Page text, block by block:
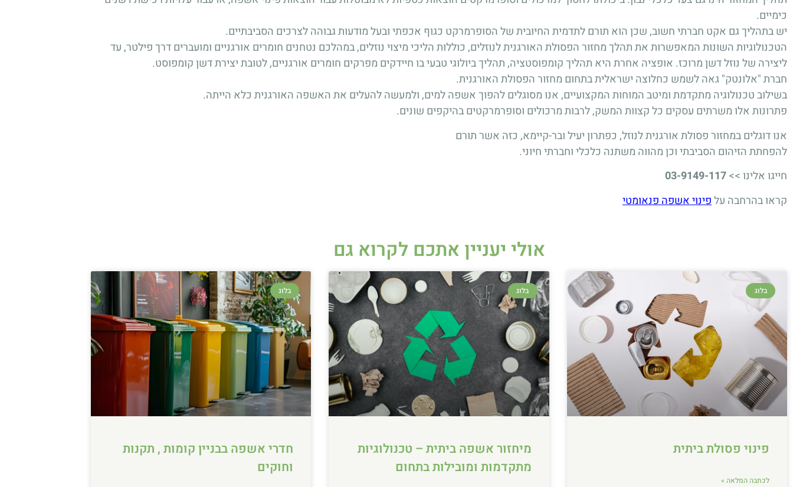
כימיים.
יש בתהליך גם אקט חברתי חשוב, שכן הוא תורם לתדמית החיובית של הסופרמרקט כגוף אכפתי ובעל מודעות גבוהה לצרכים הסביבתיים.
הטכנולוגיות השונות המאפשרות את תהלך מחזור הפסולת האורגנית לנוזלים, כוללות הליכי מיצוי נוזלים, במהלכם נטחנים חומרים אורגניים ומועברים דרך פילטר, עד
ליצירה של נוזל דשן מרוכז. אופציה אחרת היא תהליך קומפוסטציה, תהליך ביולוגי טבעי בו חיידקים מפרקים חומרים אורגניים, לטובת יצירת דשן קומפוסט.
חברת "אלונטק" גאה לשמש כחלוצה ישראלית בתחום מחזור הפסולת האורגנית.
בשילוב טכנולוגיה מתקדמת ומיטב המוחות המקצועיים, אנו מסוגלים להפוך אשפה למים, ולמעשה להעלים את האשפה האורגנית כלא הייתה.
פתרונות אלו משרתים עסקים כל קצוות המשק, לרבות מרכולים וסופרמרקטים בהיקפים שונים.
אנו דוגלים במחזור פסולת אורגנית לנוזל, כפתרון יעיל ובר-קיימא, כזה אשר תורם
להפחתת הזיהום הסביבתי וכן מהווה משתנה כלכלי וחברתי חיוני.
חייגו אלינו >>03-9149-117
קראו בהרחבה עלפינוי אשפה פנאומטי
אולי יעניין אתכם לקרוא גם
בלוג
פינוי פסולת ביתית
לכתבה המלאה »
בלוג
מיחזור אשפה ביתית – טכנולוגיות
מתקדמות ומובילות בתחום
בלוג
חדרי אשפה בבניין קומות , תקנות
וחוקים